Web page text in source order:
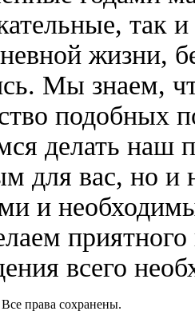
так
жизни,
Мы знаем,
подобных
делать наш
для вас, но и
и
всего
права сохранены.